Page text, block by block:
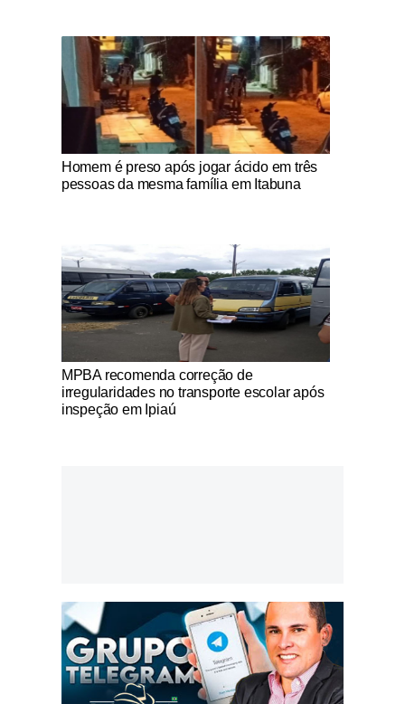
Notícias Católicas
Homem é preso após jogar ácido em três
pessoas da mesma família em Itabuna
Notícias Católicas
MPBA recomenda correção de
irregularidades no transporte escolar após
inspeção em Ipiaú